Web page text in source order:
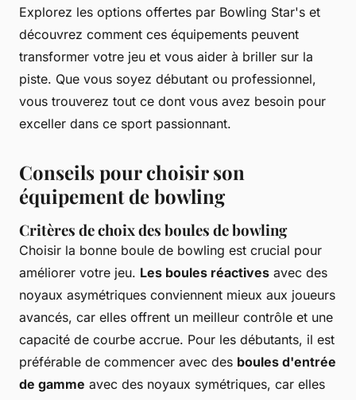
Explorez les options offertes par Bowling Star's et
découvrez comment ces équipements peuvent
transformer votre jeu et vous aider à briller sur la
piste. Que vous soyez débutant ou professionnel,
vous trouverez tout ce dont vous avez besoin pour
exceller dans ce sport passionnant.
Conseils pour choisir son
équipement de bowling
Critères de choix des boules de bowling
Choisir la bonne boule de bowling est crucial pour
améliorer votre jeu. Les boules réactives avec des
noyaux asymétriques conviennent mieux aux joueurs
avancés, car elles offrent un meilleur contrôle et une
capacité de courbe accrue. Pour les débutants, il est
préférable de commencer avec des boules d'entrée
de gamme avec des noyaux symétriques, car elles